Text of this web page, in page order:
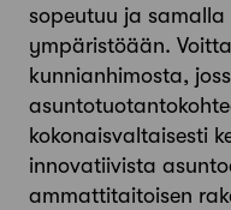
sopeutuu ja
ympäristöään.
kunnianhimosta,
kokonaisvaltaisesti
innovatiivista
ammattitaitoisen